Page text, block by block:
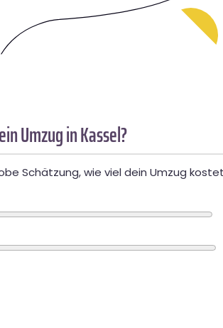
Umzug in Kassel?
Schätzung, wie viel dein Umzug